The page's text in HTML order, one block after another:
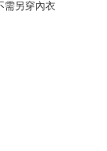
需另穿內衣